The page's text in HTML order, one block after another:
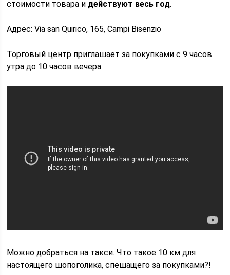
стоимости товара и действуют весь год.
Адрес: Via san Quirico, 165, Campi Bisenzio
Торговый центр приглашает за покупками с 9 часов
утра до 10 часов вечера.
Можно добраться на такси. Что такое 10 км для
настоящего шопоголика, спешащего за покупками?!